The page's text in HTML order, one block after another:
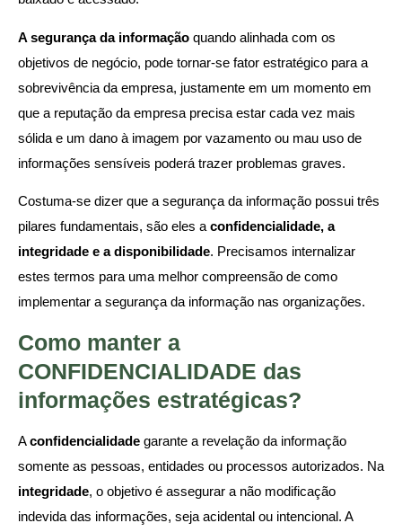
A segurança da informação quando alinhada com os
objetivos de negócio, pode tornar-se fator estratégico para a
sobrevivência da empresa, justamente em um momento em
que a reputação da empresa precisa estar cada vez mais
sólida e um dano à imagem por vazamento ou mau uso de
informações sensíveis poderá trazer problemas graves.
Costuma-se dizer que a segurança da informação possui três
pilares fundamentais, são eles a confidencialidade, a
integridade e a disponibilidade. Precisamos internalizar
estes termos para uma melhor compreensão de como
implementar a segurança da informação nas organizações.
Como manter a
CONFIDENCIALIDADE das
informações estratégicas?
Aconfidencialidade garante a revelação da informação
somente as pessoas, entidades ou processos autorizados. Na
integridade, o objetivo é assegurar a não modificação
indevida das informações, seja acidental ou intencional. A